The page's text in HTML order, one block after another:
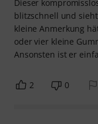
Dieser
blitzschnell und
kleine Anmerkung
oder vier kleine
Ansonsten ist er
2 0